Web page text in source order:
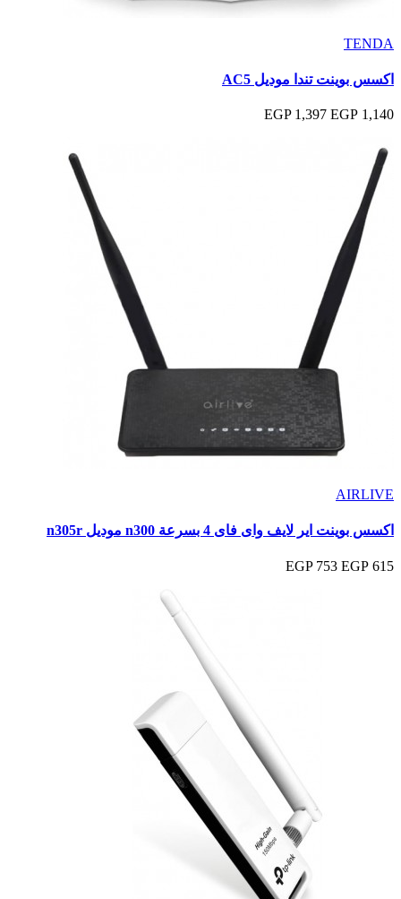
TENDA
اكسس بوينت تندا موديل AC5
1,140 EGP
1,397 EGP
AIRLIVE
اكسس بوينت اير لايف واى فاى 4 بسرعة n300 موديل n305r
615 EGP
753 EGP